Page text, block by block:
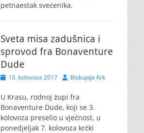
petnaestak svećenika.
Sveta misa zadušnica i
sprovod fra Bonaventure
Dude
Posted10. kolovoza 2017 AuthorBiskupija Krk
U Krasu, rodnoj župi fra
Bonaventure Dude, koji se 3.
kolovoza preselio u vječnost, u
ponedjeljak 7. kolovoza krčki